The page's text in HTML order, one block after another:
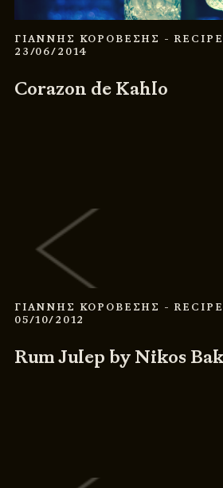
ΓΙΑΝΝΗΣ ΚΟΡΟΒΕΣΗΣ -
23/06/2014
Corazon de Kahlo
ΓΙΑΝΝΗΣ ΚΟΡΟΒΕΣΗΣ -
05/10/2012
Rum Julep by Nikos